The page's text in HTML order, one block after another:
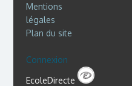
Mentions
légales
Plan du site
Connexion
EcoleDirecte